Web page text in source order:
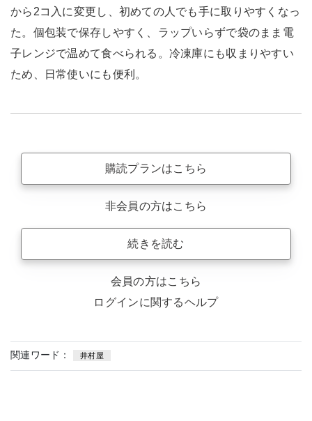
から2コ入に変更し、初めての人でも手に取りやすくなっ
た。個包装で保存しやすく、ラップいらずで袋のまま電
子レンジで温めて食べられる。冷凍庫にも収まりやすい
ため、日常使いにも便利。
購読プランはこちら
非会員の方はこちら
続きを読む
会員の方はこちら
ログインに関するヘルプ
関連ワード： 井村屋